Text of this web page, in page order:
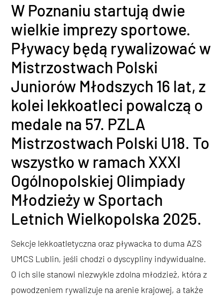
W Poznaniu startują dwie
wielkie imprezy sportowe.
Pływacy będą rywalizować w
Mistrzostwach Polski
Juniorów Młodszych 16 lat, z
kolei lekkoatleci powalczą o
medale na 57. PZLA
Mistrzostwach Polski U18. To
wszystko w ramach XXXI
Ogólnopolskiej Olimpiady
Młodzieży w Sportach
Letnich Wielkopolska 2025.
Sekcje lekkoatletyczna oraz pływacka to duma AZS
UMCS Lublin, jeśli chodzi o dyscypliny indywidualne.
O ich sile stanowi niezwykle zdolna młodzież, która z
powodzeniem rywalizuje na arenie krajowej, a także